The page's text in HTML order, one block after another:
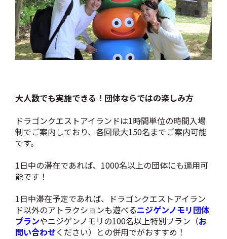
大人数でも実施できる！団体ならではの楽しみ方
ドラゴンクエストアイランドは1時間単位の時間入場
制でご案内しており、各回最大150名までご案内可能
です。
1日中の滞在であれば、1000名以上の団体にも適用可
能です！
1日中滞在予定であれば、ドラゴンクエストアイラン
ド以外のアトラクションも遊べるニジゲンノモリ団体
プランやニジゲンノモリの100名以上特別プラン（お
問い合わせください）との併用でがおすすめ！